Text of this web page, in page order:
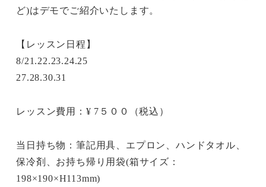
ど)はデモでご紹介いたします。
【レッスン日程】
8/21.22.23.24.25
27.28.30.31
レッスン費用：¥ 7５００（税込）
当日持ち物：筆記用具、エプロン、ハンドタオル、
保冷剤、お持ち帰り用袋(箱サイズ：
198×190×H113mm)